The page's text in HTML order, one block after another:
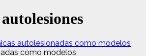
autolesionadas como modelos